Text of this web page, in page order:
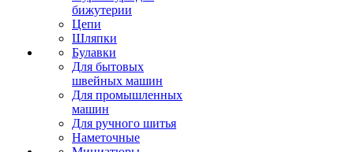
бижутерии
Цепи
Шляпки
Булавки
Для бытовых
швейных машин
Для промышленных
машин
Для ручного шитья
Наметочные